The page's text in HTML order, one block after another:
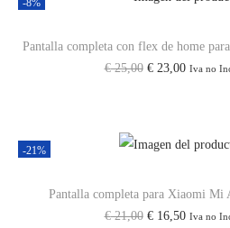
-8%
Pantalla completa con flex de home
€25,00 €23,00 Iva no
-21%
Pantalla completa para Xiaomi Mi
€21,00 €16,50 Iva no